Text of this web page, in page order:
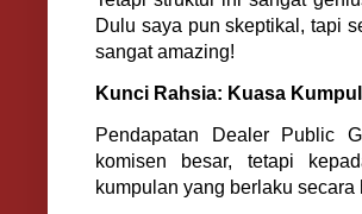
Dulu saya pun skeptikal, tapi
sangat amazing!
Kunci Rahsia: Kuasa
Pendapatan Dealer Public
komisen besar, tetapi
kumpulan yang berlaku secara